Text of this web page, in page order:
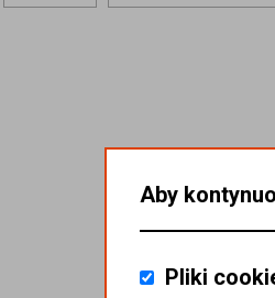
Aby
Pliki